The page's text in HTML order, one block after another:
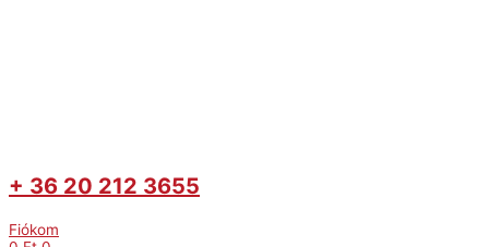
+ 36 20 212 3655
Fiókom